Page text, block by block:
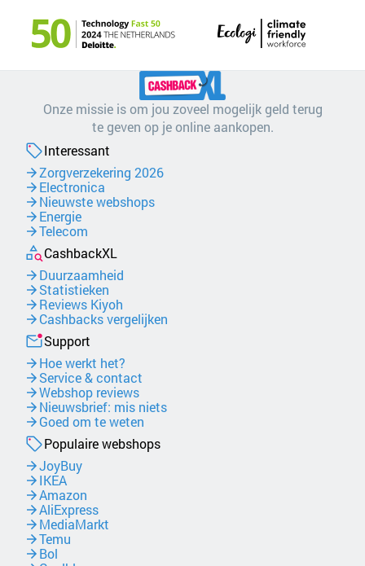
Onze missie is om jou zoveel mogelijk geld terug
te geven op je online aankopen.
Interessant
Zorgverzekering 2026
Electronica
Nieuwste webshops
Energie
Telecom
CashbackXL
Duurzaamheid
Statistieken
Reviews Kiyoh
Cashbacks vergelijken
Support
Hoe werkt het?
Service & contact
Webshop reviews
Nieuwsbrief: mis niets
Goed om te weten
Populaire webshops
JoyBuy
IKEA
Amazon
AliExpress
MediaMarkt
Temu
Bol